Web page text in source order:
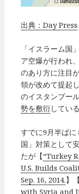
出典：Day Press
「イスラーム国
ア空爆が行われ
のあり方に注目
領が改めて提起
のイスタンブー
勢を敷衍している
すでに9月半ば
国」対策として
たが【“Turkey
U.S. Builds
Sep. 16, 2014.】【
with Syria and